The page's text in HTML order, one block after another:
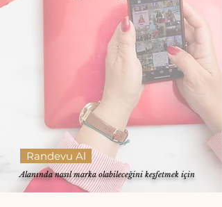
Randevu Al
Alanında nasıl marka olabileceğini keşfetmek için